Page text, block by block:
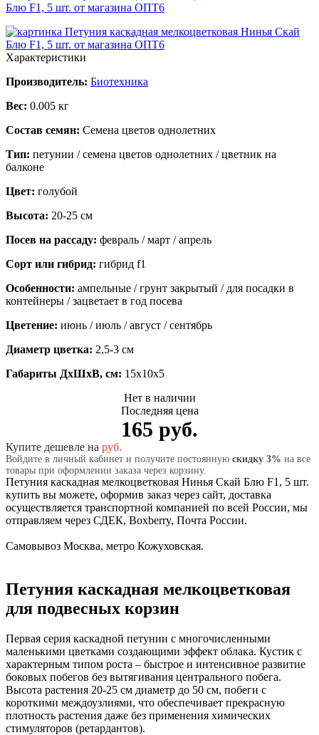
Характеристики
Производитель: Биотехника
Вес: 0.005 кг
Состав семян: Семена цветов однолетних
Тип: петунии / семена цветов однолетних / цветник на
балконе
Цвет: голубой
Высота: 20-25 см
Посев на рассаду: февраль / март / апрель
Сорт или гибрид: гибрид f1
Особенности: ампельные / грунт закрытый / для посадки в
контейнеры / зацветает в год посева
Цветение: июнь / июль / август / сентябрь
Диаметр цветка: 2,5-3 см
Габариты ДхШхВ, см: 15x10x5
Нет в наличии
Последняя цена
165 руб.
Купите дешевле на руб.
Войдите в личный кабинет и получите постоянную скидку 3% на все
товары при оформлении заказа через корзину.
Петуния каскадная мелкоцветковая Нинья Скай Блю F1, 5 шт.
купить вы можете, оформив заказ через сайт, доставка
осуществляется транспортной компанией по всей России, мы
отправляем через СДЕК, Boxberry, Почта России.
Самовывоз Москва, метро Кожуховская.
Петуния каскадная мелкоцветковая
для подвесных корзин
Первая серия каскадной петунии с многочисленными
маленькими цветками создающими эффект облака. Кустик с
характерным типом роста – быстрое и интенсивное развитие
боковых побегов без вытягивания центрального побега.
Высота растения 20-25 см диаметр до 50 см, побеги с
короткими междоузлиями, что обеспечивает прекрасную
плотность растения даже без применения химических
стимуляторов (ретардантов).